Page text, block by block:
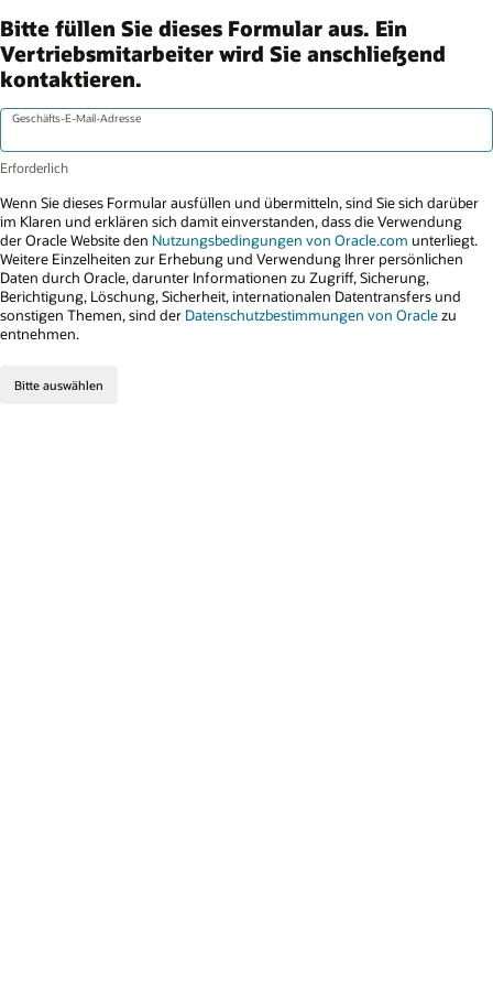
Bitte füllen Sie dieses Formular aus. Ein
Vertriebsmitarbeiter wird Sie anschließend
kontaktieren.
Geschäfts-E-Mail-Adresse
Wenn Sie dieses Formular ausfüllen und übermitteln, sind Sie sich darüber
im Klaren und erklären sich damit einverstanden, dass die Verwendung
der Oracle Website den Nutzungsbedingungen von Oracle.com unterliegt.
Weitere Einzelheiten zur Erhebung und Verwendung Ihrer persönlichen
Daten durch Oracle, darunter Informationen zu Zugriff, Sicherung,
Berichtigung, Löschung, Sicherheit, internationalen Datentransfers und
sonstigen Themen, sind der Datenschutzbestimmungen von Oraclezu
entnehmen.
Bitte auswählen